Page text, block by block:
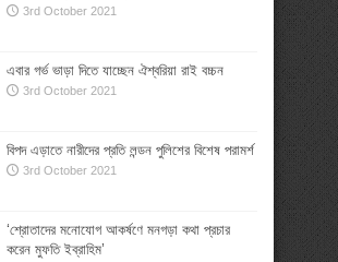
3rd October 2021
এবার গর্ভ ভাড়া দিতে যাচ্ছেন ঐশ্বরিয়া রাই বচ্চন
3rd October 2021
বিপদ এড়াতে নারীদের প্রতি লন্ডন পুলিশের বিশেষ পরামর্শ
3rd October 2021
‘শ্রোতাদের মনোযোগ আকর্ষণে মনগড়া কথা প্রচার
করেন মুফতি ইব্রাহিম’